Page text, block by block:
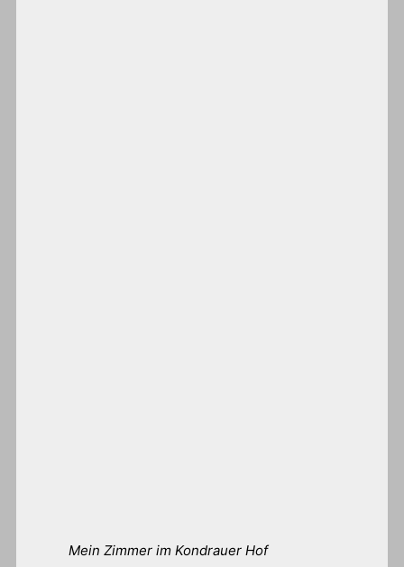
Mein Zimmer im Kondrauer Hof